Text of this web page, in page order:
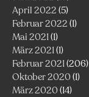
April 2022 (5)
Februar 2022 (1)
Mai 2021(1)
März 2021(1)
Februar 2021(206)
Oktober 2020(1)
März 2020(14)